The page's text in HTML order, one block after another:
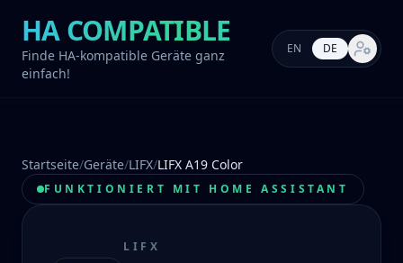
HA COMPATIBLE
Finde HA-kompatible Geräte ganz
einfach!
EN DE Markt-
Startseite/Geräte/LIFX/LIFX A19 Color
FUNKTIONIERT MIT HOME ASSISTANT
LIFX